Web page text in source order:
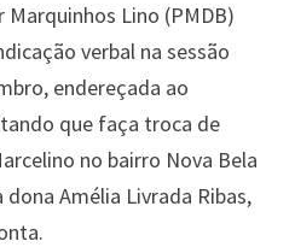
Lino (PMDB)
verbal na sessão
endereçada ao
que faça troca de
no bairro Nova Bela
Amélia Livrada Ribas,